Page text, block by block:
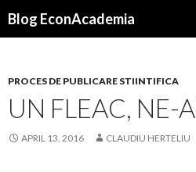
Blog EconAcademia
PROCES DE PUBLICARE STIINTIFICA
UN FLEAC, NE-
APRIL 13, 2016 CLAUDIU HERTELIU